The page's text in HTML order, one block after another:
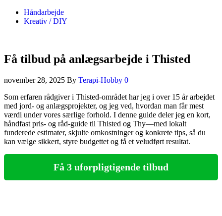
Håndarbejde
Kreativ / DIY
Få tilbud på anlægsarbejde i Thisted
november 28, 2025 By Terapi-Hobby 0
Som erfaren rådgiver i Thisted-området har jeg i over 15 år arbejdet
med jord- og anlægsprojekter, og jeg ved, hvordan man får mest
værdi under vores særlige forhold. I denne guide deler jeg en kort,
håndfast pris- og råd-guide til Thisted og Thy—med lokalt
funderede estimater, skjulte omkostninger og konkrete tips, så du
kan vælge sikkert, styre budgettet og få et veludført resultat.
Få 3 uforpligtigende tilbud